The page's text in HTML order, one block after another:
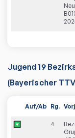
Jugend 19
(Bayerischer
Auf/Ab Rg.
4